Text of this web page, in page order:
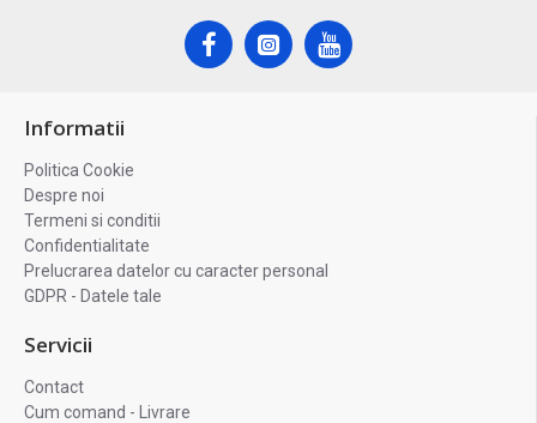
Informatii
Politica Cookie
Despre noi
Termeni si conditii
Confidentialitate
Prelucrarea datelor cu caracter personal
GDPR - Datele tale
Servicii
Contact
Cum comand - Livrare